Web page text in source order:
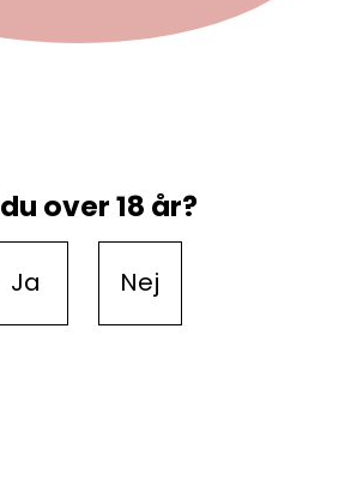
over 18 år?
Ja Nej